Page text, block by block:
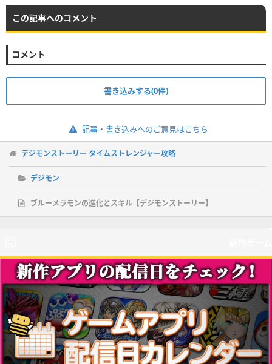
この記事へのコメント
コメント
書き込みする(0件)
記事・書き込みへのご意見はこちら
デジモンストーリー タイムストレンジャー攻略
デジモン
ブルーメラモンの進化とスキル【デジモンストーリー】